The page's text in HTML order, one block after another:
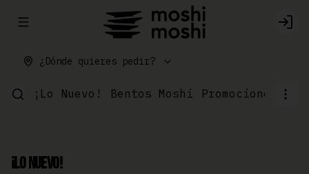
Abrir menu de navegación
¿Dónde quieres pedir?
¡Lo Nuevo! Bentos Moshi Promociones
¡Lo Nuevo!